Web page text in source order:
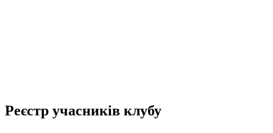
Реєстр учасників клубу